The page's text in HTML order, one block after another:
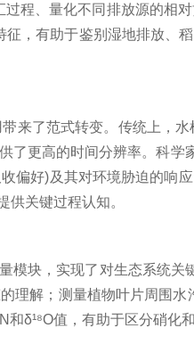
程、量化不同排放源的相
，有助于鉴别湿地排放、
了范式转变。传统上，
更高的时间分辨率。科
偏好)及其对环境胁迫的响
关键过程认知。
，实现了对生态系统关
解；测量植物叶片周围
δ¹⁸O值，有助于区分硝